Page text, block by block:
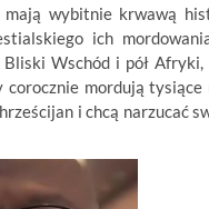
wybitnie krwawą
ich
Wschód i pół Afryki,
corocznie mordują
i chcą narzucać